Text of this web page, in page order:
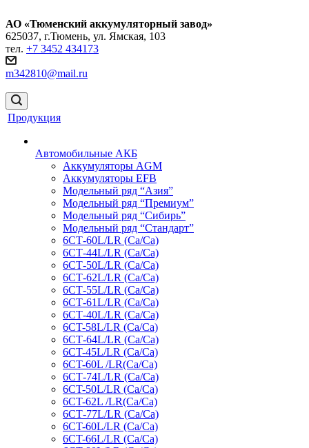
АО «Тюменский аккумуляторный завод»
625037, г.Тюмень, ул. Ямская, 103
тел. +7 3452 434173
m342810@mail.ru
Продукция
Автомобильные АКБ
Аккумуляторы AGM
Аккумуляторы EFB
Модельный ряд “Азия”
Модельный ряд “Премиум”
Модельный ряд “Сибирь”
Модельный ряд “Стандарт”
6СТ-60L/LR (Ca/Ca)
6СТ-44L/LR (Са/Са)
6СТ-50L/LR (Ca/Ca)
6СТ-62L/LR (Ca/Ca)
6СТ-55L/LR (Ca/Ca)
6СТ-61L/LR (Ca/Ca)
6СТ-40L/LR (Ca/Ca)
6CT-58L/LR (Ca/Ca)
6СТ-64L/LR (Ca/Ca)
6CT-45L/LR (Ca/Ca)
6CT-60L /LR(Ca/Ca)
6СТ-74L/LR (Са/Са)
6CT-50L/LR (Ca/Ca)
6CT-62L /LR(Ca/Ca)
6СТ-77L/LR (Ca/Ca)
6CT-60L/LR (Ca/Ca)
6CT-66L/LR (Ca/Ca)